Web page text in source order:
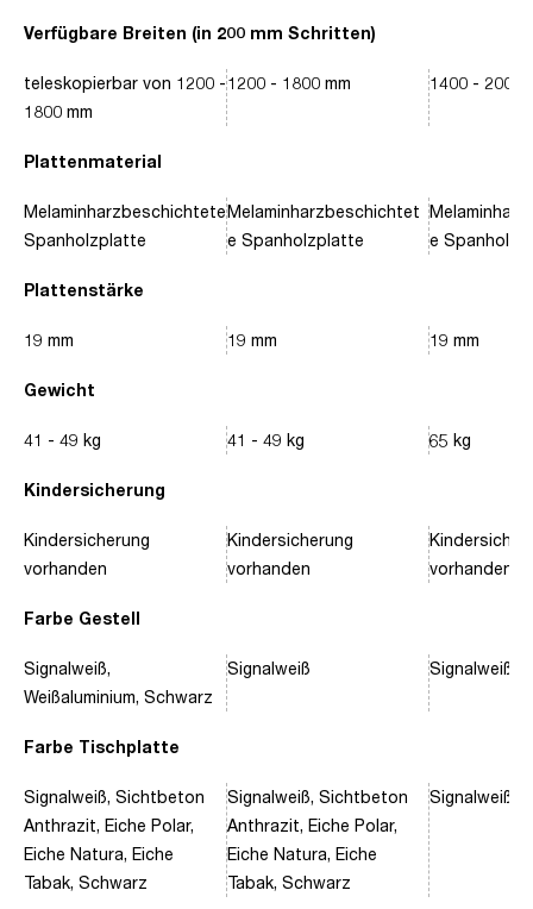
Verfügbare Breiten (in 200 mm Schritten)
Plattenmaterial
Plattenstärke
Gewicht
Kindersicherung
Farbe Gestell
Farbe Tischplatte
teleskopierbar von 1200 -
1800 mm
Melaminharzbeschichtete
Spanholzplatte
19 mm
41 - 49 kg
Kindersicherung
vorhanden
Signalweiß,
Weißaluminium, Schwarz
Signalweiß, Sichtbeton
Anthrazit, Eiche Polar,
Eiche Natura, Eiche
Tabak, Schwarz
1200 - 1800 mm
Melaminharzbeschichtet
e Spanholzplatte
19 mm
41 - 49 kg
Kindersicherung
vorhanden
Signalweiß
Signalweiß, Sichtbeton
Anthrazit, Eiche Polar,
Eiche Natura, Eiche
Tabak, Schwarz
1400 - 2000
e
19 mm
65 kg
vorhanden
Signalweiß,
Signalweiß,